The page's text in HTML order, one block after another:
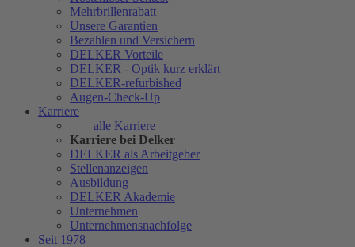
Mehrbrillenrabatt
Unsere Garantien
Bezahlen und Versichern
DELKER Vorteile
DELKER - Optik kurz erklärt
DELKER-refurbished
Augen-Check-Up
Karriere
alle Karriere
Karriere bei Delker
DELKER als Arbeitgeber
Stellenanzeigen
Ausbildung
DELKER Akademie
Unternehmen
Unternehmensnachfolge
Seit 1978